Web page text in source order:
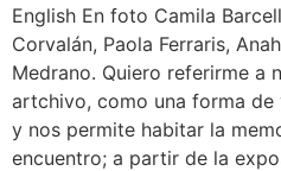
English En foto Camila
Corvalán, Paola Ferraris,
Medrano. Quiero referirme a
artchivo, como una forma
y nos permite habitar la
encuentro; a partir de la